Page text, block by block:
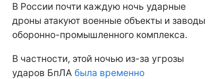
В России почти каждую ночь ударные
дроны атакуют военные объекты и заводы
оборонно-промышленного комплекса.
В частности, этой ночью из-за угрозы
ударов БпЛА была временно